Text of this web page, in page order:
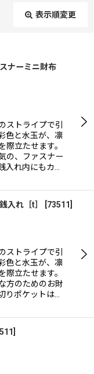
表示順変更
ナーミニ財布
ストライプで引
色と水玉が、凛
際立たせます。
の、ファスナー
入れ内にもカ…
入れ［t］ 73511
ストライプで引
色と水玉が、凛
際立たせます。
方のためのお財
りポケットは…